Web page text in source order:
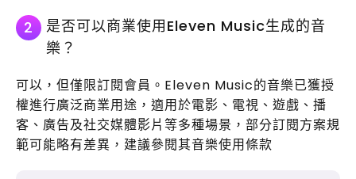
2
是否可以商業使用Eleven Music生成的音
樂？
可以，但僅限訂閱會員。Eleven Music的音樂已獲授
權進行廣泛商業用途，適用於電影、電視、遊戲、播
客、廣告及社交媒體影片等多種場景，部分訂閱方案規
範可能略有差異，建議參閱其音樂使用條款